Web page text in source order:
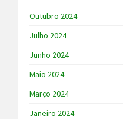
Outubro 2024
Julho 2024
Junho 2024
Maio 2024
Março 2024
Janeiro 2024